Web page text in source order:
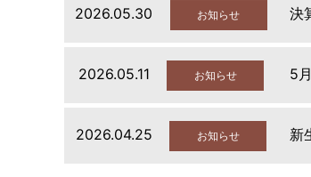
2026.05.30 お知らせ 決
2026.05.11 お知らせ 5
2026.04.25 お知らせ 新